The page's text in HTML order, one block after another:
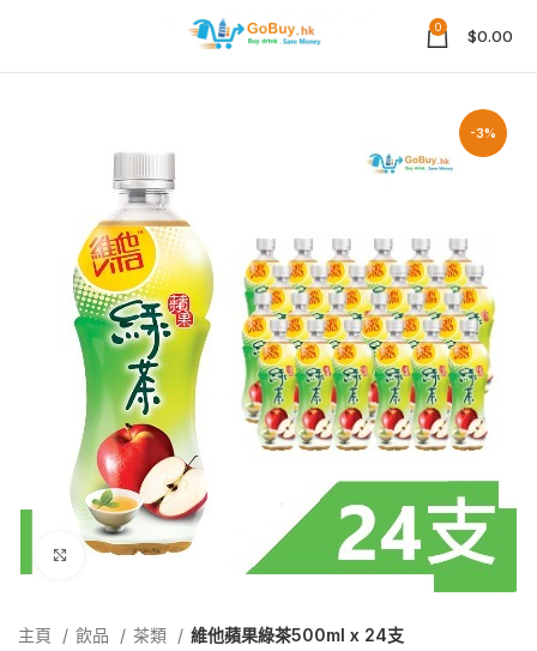
0 $0.00
-3%
Click to enlarge
主頁 飲品 茶類 維他蘋果綠茶500ml x 24支